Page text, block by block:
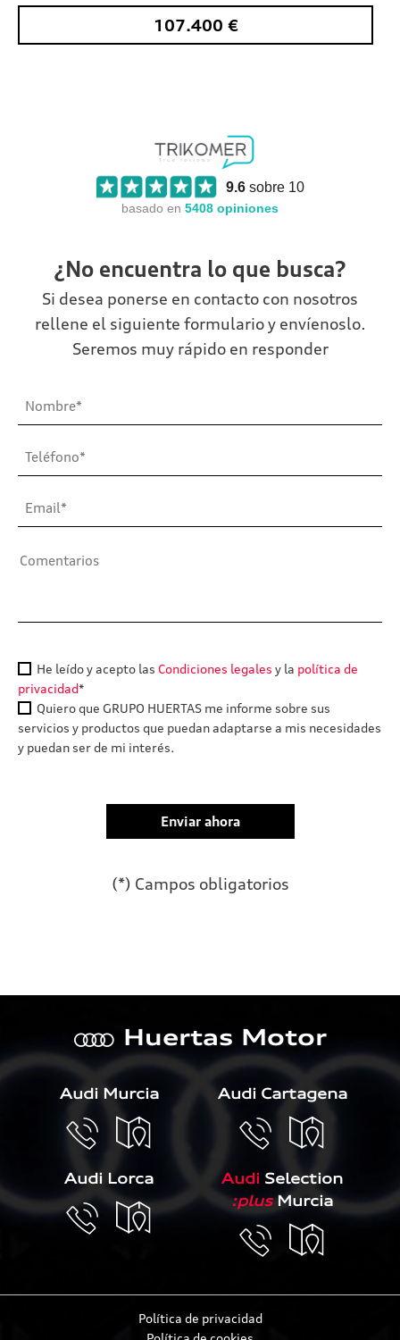
107.400 €
9.6sobre 10
basado en 5408 opiniones
¿No encuentra lo que busca?
Si desea ponerse en contacto con nosotros
rellene el siguiente formulario y envíenoslo.
Seremos muy rápido en responder
He leído y acepto las Condiciones legales y la política de
privacidad*
Quiero que GRUPO HUERTAS me informe sobre sus
servicios y productos que puedan adaptarse a mis necesidades
y puedan ser de mi interés.
(*) Campos obligatorios
a Huertas Motor
Audi Murcia Audi Cartagena
Audi Lorca Audi Selection
:plusMurcia
Política de privacidad